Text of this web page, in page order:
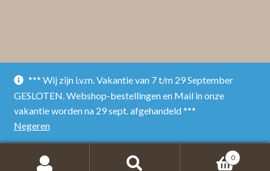
*** Wij zijn i.v.m. Vakantie van 7 t/m 29 September
GESLOTEN. Webshop-bestellingen en Mail in onze
vakantie worden na 29 sept. afgehandeld ***
Negeren
0